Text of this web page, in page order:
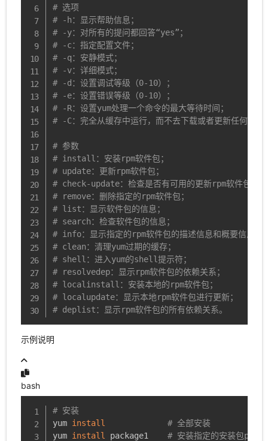
# 选项
# -h：显示帮助信息；
# -y：对所有的提问都回答“yes”；
# -c：指定配置文件；
# -q：安静模式；
# -v：详细模式；
# -d：设置调试等级（0-10）；
# -e：设置错误等级（0-10）；
# -R：设置yum处理一个命令的最大等待时间；
# -C：完全从缓存中运行，而不去下载或者更新任何头文
# 参数
# install：安装rpm软件包；
# update：更新rpm软件包；
# check-update：检查是否有可用的更新rpm软件包；
# remove：删除指定的rpm软件包；
# list：显示软件包的信息；
# search：检查软件包的信息；
# info：显示指定的rpm软件包的描述信息和概要信息；
# clean：清理yum过期的缓存；
# shell：进入yum的shell提示符；
# resolvedep：显示rpm软件包的依赖关系；
# localinstall：安装本地的rpm软件包；
# localupdate：显示本地rpm软件包进行更新；
# deplist：显示rpm软件包的所有依赖关系。
示例说明
bash
# 安装
yum install
# 全部安装
yum install package1 # 安装指定的安装包